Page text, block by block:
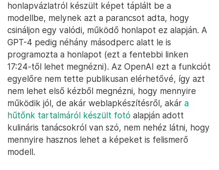
honlapvázlatról készült képet táplált be a
modellbe, melynek azt a parancsot adta, hogy
csináljon egy valódi, működő honlapot ez alapján. A
GPT-4 pedig néhány másodperc alatt le is
programozta a honlapot (ezt a fentebbi linken
17:24-től lehet megnézni). Az OpenAI ezt a funkciót
egyelőre nem tette publikusan elérhetővé, így azt
nem lehet első kézből megnézni, hogy mennyire
működik jól, de akár weblapkészítésről, akár a
hűtőnk tartalmáról készült fotó alapján adott
kulináris tanácsokról van szó, nem nehéz látni, hogy
mennyire hasznos lehet a képeket is felismerő
modell.